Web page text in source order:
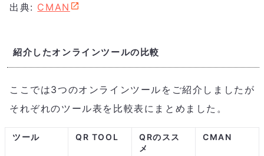
出典: CMAN
紹介したオンラインツールの比較
ここでは3つのオンラインツールをご紹介しましたが
それぞれのツール表を比較表にまとめました。
ツール QR TOOL
QRのスス
メ
CMAN